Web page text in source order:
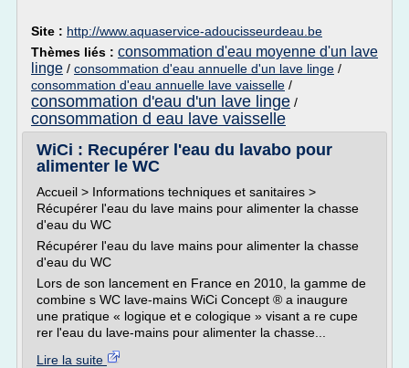
Site : http://www.aquaservice-adoucisseurdeau.be
Thèmes liés : consommation d'eau moyenne d'un lave
linge / consommation d'eau annuelle d'un lave linge /
consommation d'eau annuelle lave vaisselle /
consommation d'eau d'un lave linge /
consommation d eau lave vaisselle
WiCi : Recupérer l'eau du lavabo pour
alimenter le WC
Accueil > Informations techniques et sanitaires >
Récupérer l'eau du lave mains pour alimenter la chasse
d'eau du WC
Récupérer l'eau du lave mains pour alimenter la chasse
d'eau du WC
Lors de son lancement en France en 2010, la gamme de
combine s WC lave-mains WiCi Concept ® a inaugure
une pratique « logique et e cologique » visant a re cupe
rer l'eau du lave-mains pour alimenter la chasse...
Lire la suite